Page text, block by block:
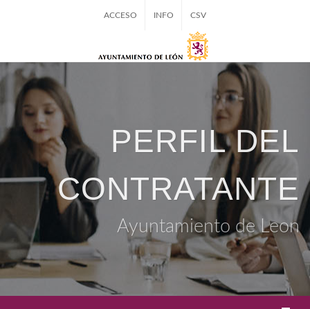
ACCESO INFO CSV
PERFIL DEL
CONTRATANTE
Ayuntamiento de Leon